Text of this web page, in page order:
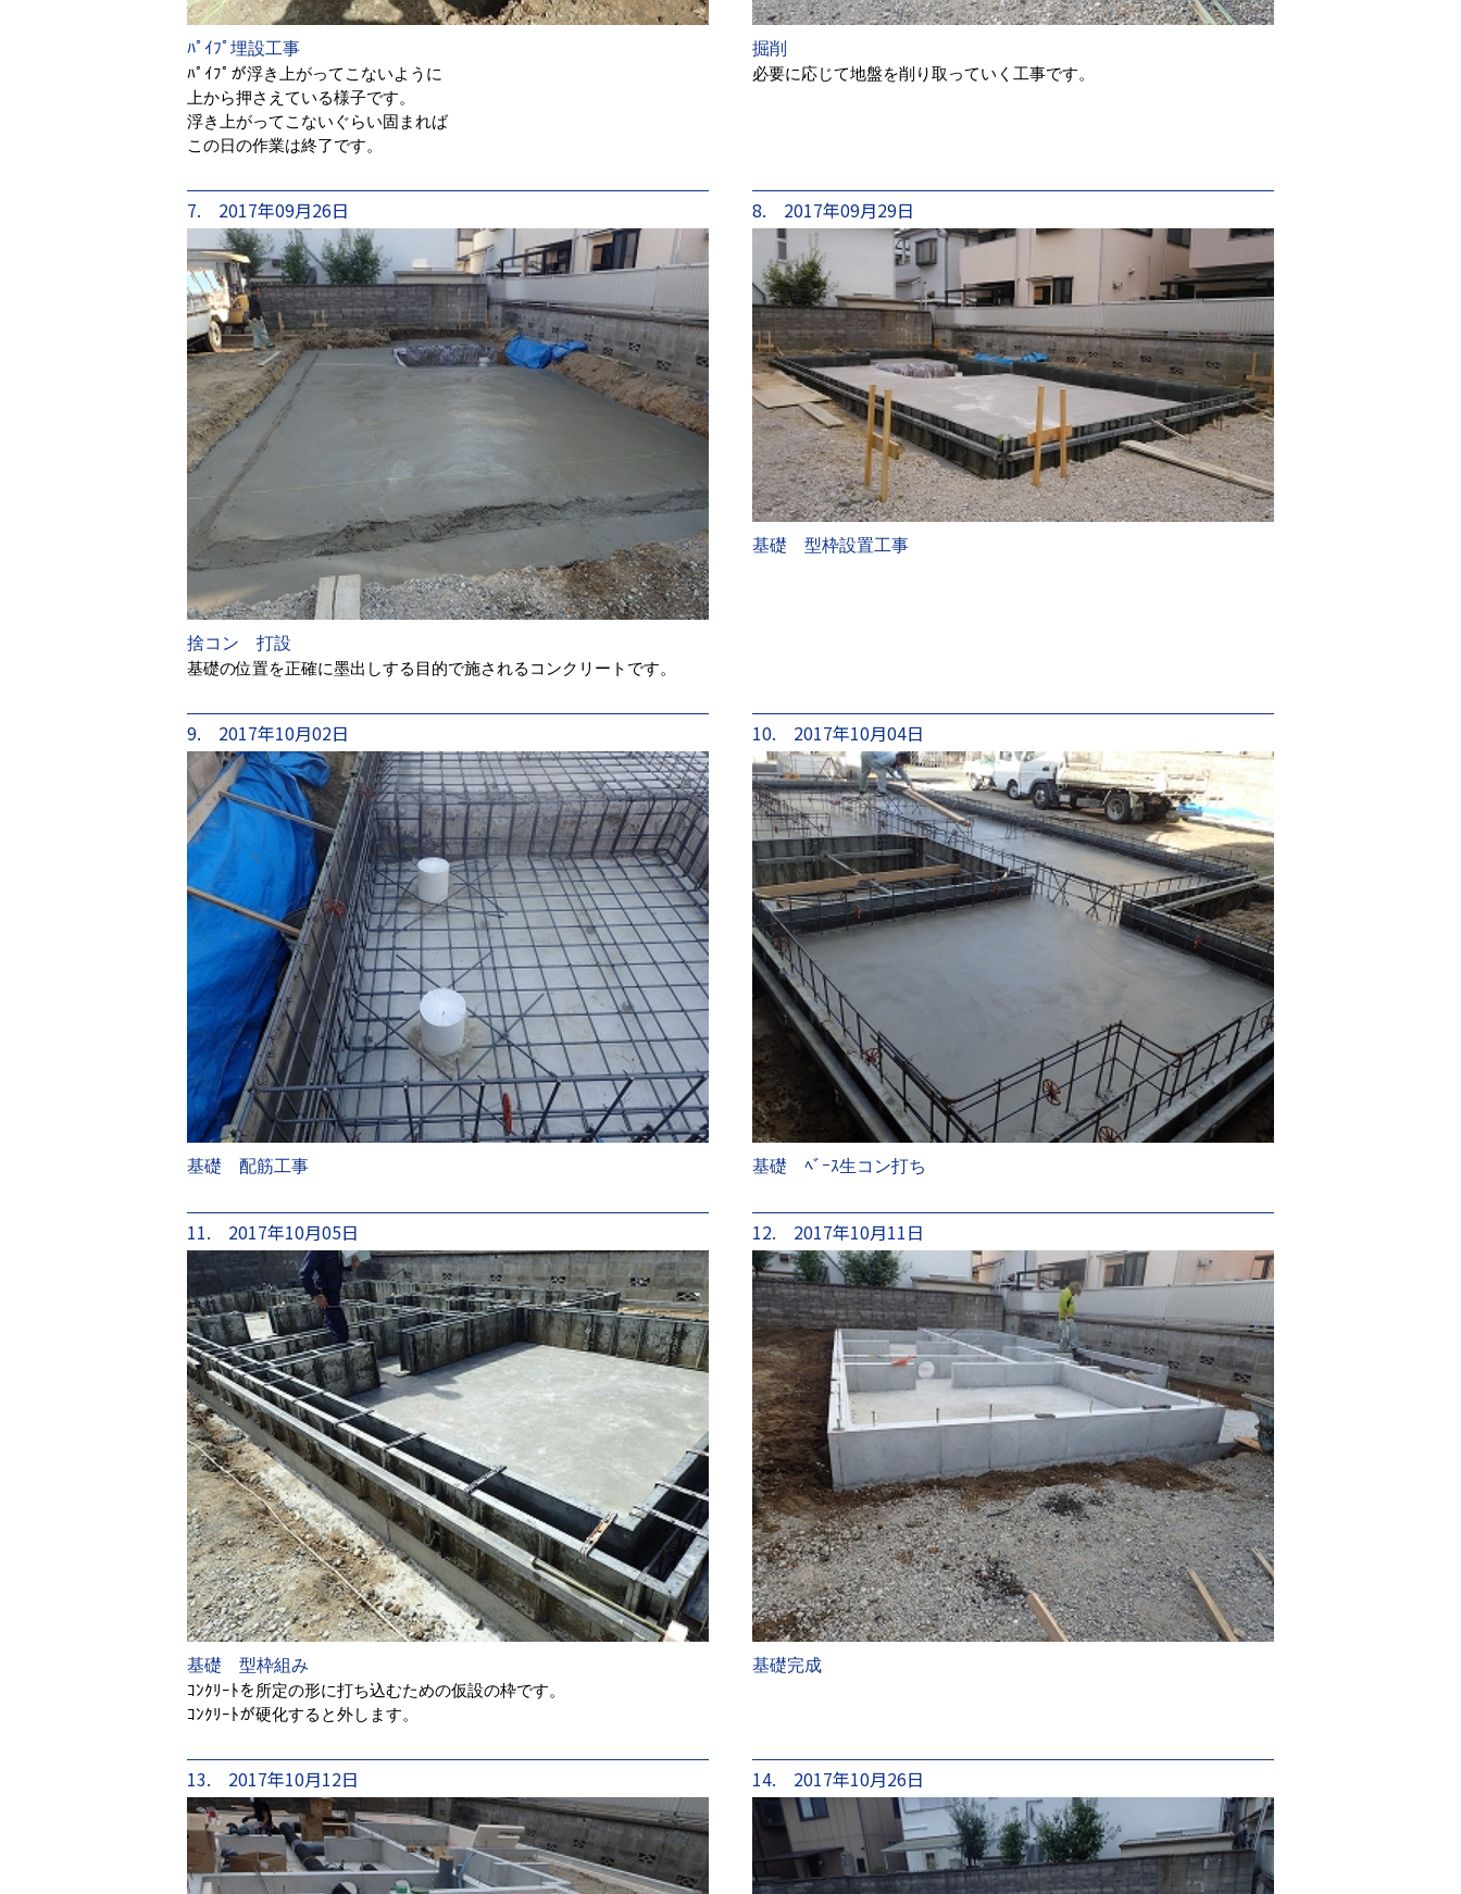
ﾊﾟｲﾌﾟ埋設工事
ﾊﾟｲﾌﾟが浮き上がってこないように
上から押さえている様子です。
浮き上がってこないぐらい固まれば
この日の作業は終了です。
掘削
必要に応じて地盤を削り取っていく工事です。
7. 2017年09月26日
捨コン 打設
基礎の位置を正確に墨出しする目的で施されるコンクリートです。
8. 2017年09月29日
基礎 型枠設置工事
9. 2017年10月02日
基礎 配筋工事
10. 2017年10月04日
基礎 ﾍﾞｰｽ生コン打ち
11. 2017年10月05日
基礎 型枠組み
ｺﾝｸﾘｰﾄを所定の形に打ち込むための仮設の枠です。
ｺﾝｸﾘｰﾄが硬化すると外します。
12. 2017年10月11日
基礎完成
13. 2017年10月12日 14. 2017年10月26日